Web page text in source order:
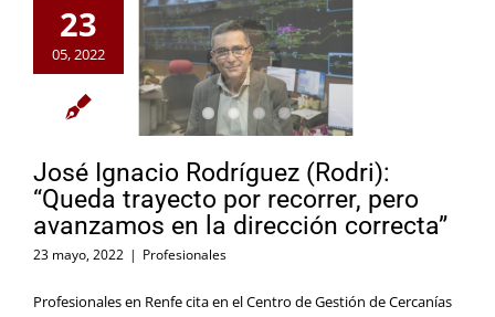
23
05, 2022
José Ignacio Rodríguez (Rodri):
“Queda trayecto por recorrer, pero
avanzamos en la dirección correcta”
23 mayo, 2022 | Profesionales
Profesionales en Renfe cita en el Centro de Gestión de Cercanías